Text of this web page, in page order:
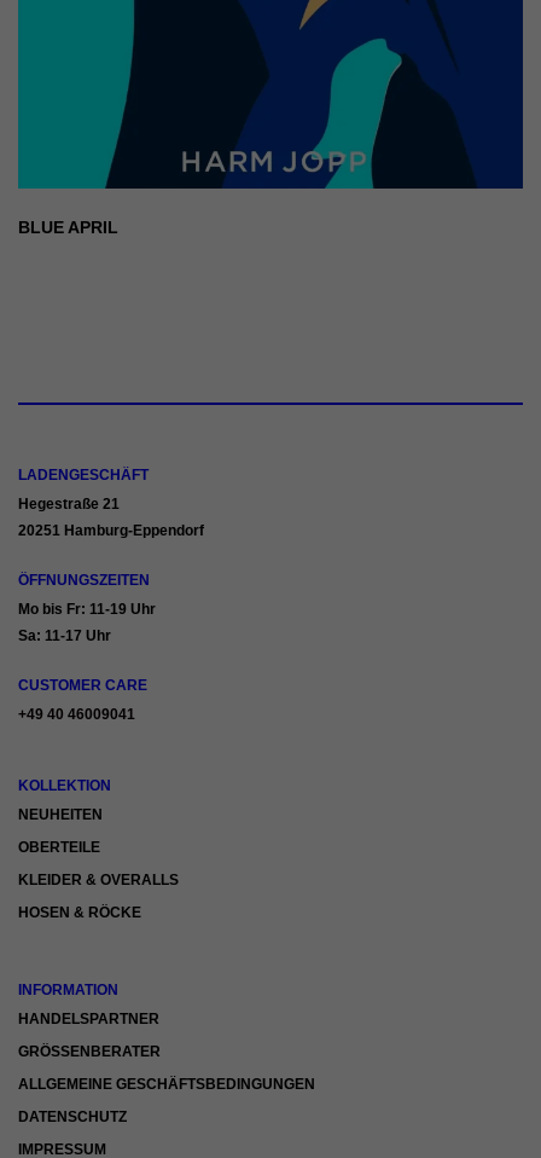
BLUE APRIL
LADENGESCHÄFT
Hegestraße 21
20251 Hamburg-Eppendorf
ÖFFNUNGSZEITEN
Mo bis Fr: 11-19 Uhr
Sa: 11-17 Uhr
CUSTOMER CARE
+49 40 46009041
KOLLEKTION
NEUHEITEN
OBERTEILE
KLEIDER & OVERALLS
HOSEN & RÖCKE
INFORMATION
HANDELSPARTNER
GRÖSSENBERATER
ALLGEMEINE GESCHÄFTSBEDINGUNGEN
DATENSCHUTZ
IMPRESSUM